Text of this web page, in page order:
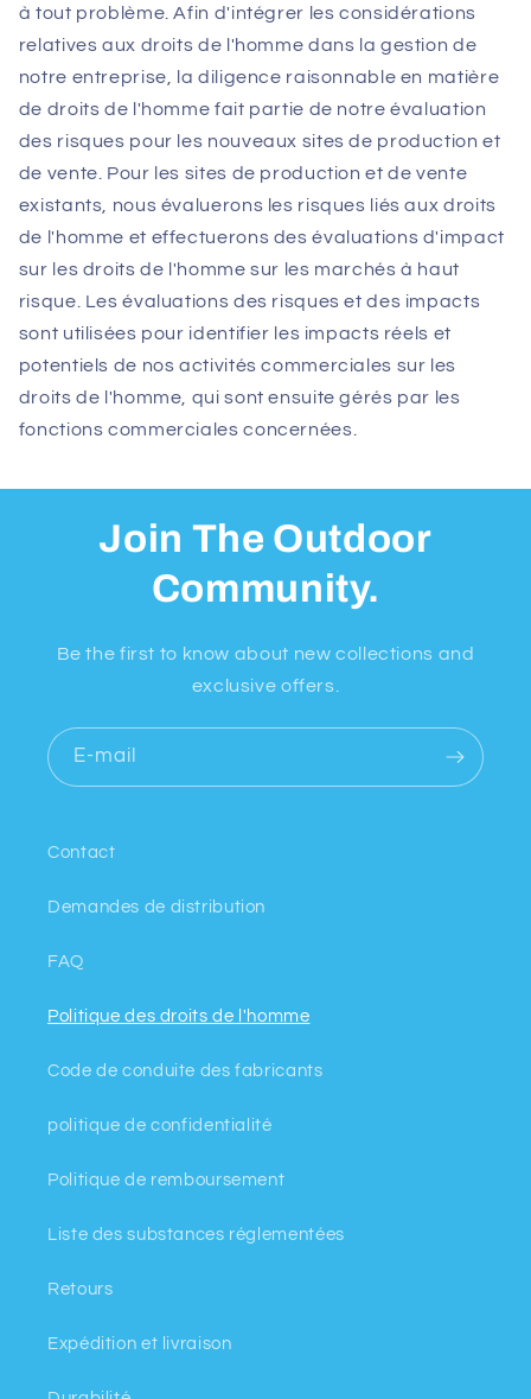
à tout problème. Afin d'intégrer les considérations
relatives aux droits de l'homme dans la gestion de
notre entreprise, la diligence raisonnable en matière
de droits de l'homme fait partie de notre évaluation
des risques pour les nouveaux sites de production et
de vente. Pour les sites de production et de vente
existants, nous évaluerons les risques liés aux droits
de l'homme et effectuerons des évaluations d'impact
sur les droits de l'homme sur les marchés à haut
risque. Les évaluations des risques et des impacts
sont utilisées pour identifier les impacts réels et
potentiels de nos activités commerciales sur les
droits de l'homme, qui sont ensuite gérés par les
fonctions commerciales concernées.
Join The Outdoor
Community.
Be the first to know about new collections and
exclusive offers.
E-mail
Contact
Demandes de distribution
FAQ
Politique des droits de l'homme
Code de conduite des fabricants
politique de confidentialité
Politique de remboursement
Liste des substances réglementées
Retours
Expédition et livraison